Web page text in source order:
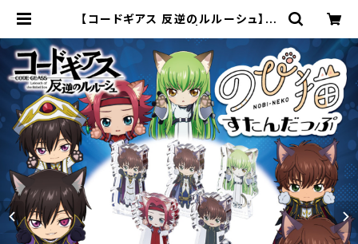
【コードギアス 反逆のルルーシュ】の